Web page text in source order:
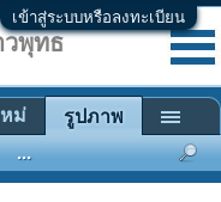
เข้าสู่ระบบหรือลงทะเบียน
พุทธ
หม่ รูปภาพ
...